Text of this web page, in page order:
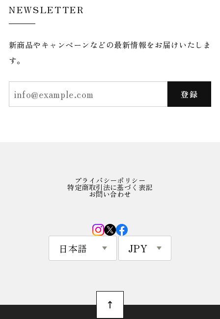
NEWSLETTER
新商品やキャンペーンなどの最新情報をお届けいたしま
す。
登録
プライバシーポリシー
特定商取引法に基づく表記
お問い合わせ